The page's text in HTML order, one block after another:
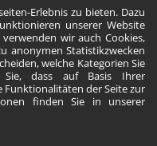
Erlebnis zu bieten. Dazu
unserer Website
wir auch Cookies,
anonymen Statistikzwecken
welche Kategorien Sie
Sie, dass auf Basis Ihrer
Funktionalitäten der Seite zur
finden Sie in unserer